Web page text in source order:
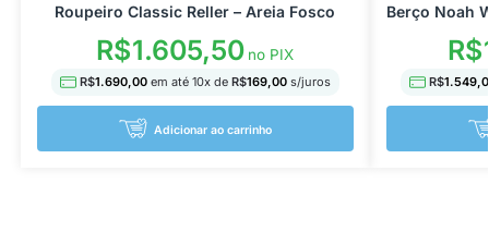
Roupeiro Classic Reller – Areia Fosco
R$1.605,50no PIX
R$1.690,00 em até 10x de R$169,00s/juros
Adicionar ao carrinho
Berço Noah
R$
R$